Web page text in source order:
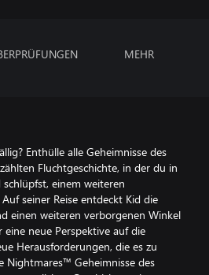
MEHR
Enthülle alle Geheimnisse des
Fluchtgeschichte, in der du in
einem weiteren
seiner Reise entdeckt Kid die
einen weiteren verborgenen Winkel
eine neue Perspektive auf die
Herausforderungen, die es zu
Nightmares™ Geheimnisse des